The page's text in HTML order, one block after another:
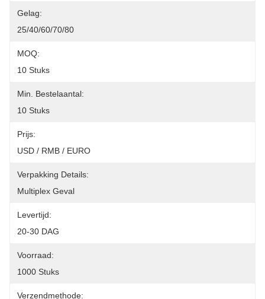
Gelag:
25/40/60/70/80
MOQ:
10 Stuks
Min. Bestelaantal:
10 Stuks
Prijs:
USD / RMB / EURO
Verpakking Details:
Multiplex Geval
Levertijd:
20-30 DAG
Voorraad:
1000 Stuks
Verzendmethode: